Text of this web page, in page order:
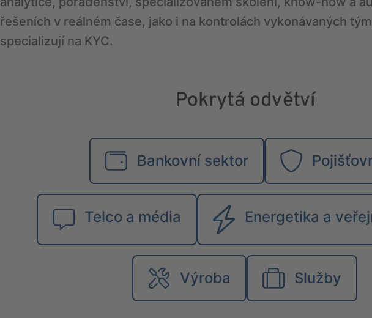
řešeních v reálném čase, jako i na kontrolách vykonávaných
specializují na KYC.
Pokrytá odvětví
Bankovní sektor
Telco a média Energetika a
Výroba Služby